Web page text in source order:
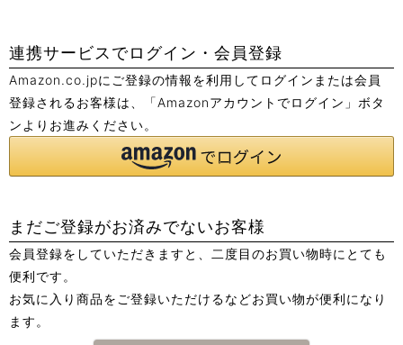
連携サービスでログイン・会員登録
Amazon.co.jpにご登録の情報を利用してログインまたは会員
登録されるお客様は、「Amazonアカウントでログイン」ボタ
ンよりお進みください。
まだご登録がお済みでないお客様
会員登録をしていただきますと、二度目のお買い物時にとても
便利です。
お気に入り商品をご登録いただけるなどお買い物が便利になり
ます。